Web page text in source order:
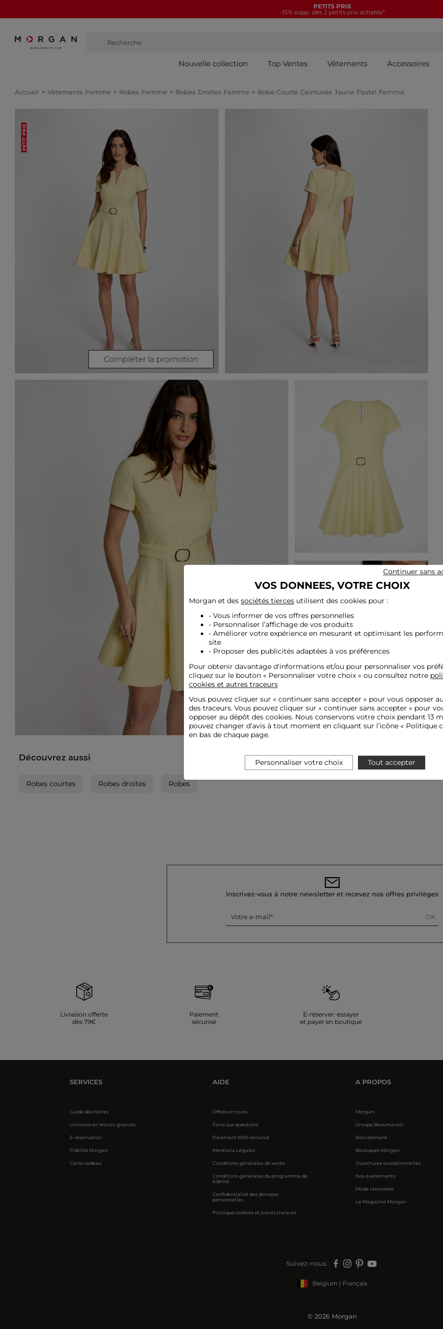
PETITS PRIX
-15% supp. dès 2 petits prix achetés*
Recherche
Nouvelle collection Top Ventes Vêtements Accessoires
Accueil Vêtements Femme Robes Femme Robes Droites Femme Robe Courte Ceinturée Jaune Pastel Femme
Compléter la promotion
PETIT PRIX
Découvrez aussi
Robes courtes Robes droites Robes
Inscrivez-vous à notre newsletter et recevez nos offres privilèges
Votre e-mail OK
Livraison offerte
dès 79€
Paiement
sécurisé
E-réserver: essayer
et payer en boutique
SERVICES
Guide des tailles
Livraison et retours gratuits
E-réservation
Fidélité Morgan
Carte cadeau
AIDE
Offres en cours
Foire aux questions
Paiement 100% sécurisé
Mentions Légales
Conditions générales de vente
Conditions générales du programme de
fidélité
Confidentialité des données
personnelles
Politique cookies et autres traceurs
A PROPOS
Morgan
Groupe Beaumanoir
Recrutement
Boutiques Morgan
Ouvertures exceptionnelles
Nos événements
Mode raisonnée
Le Magazine Morgan
Suivez-nous :
Belgium | Français
© 2026 Morgan
VOS DONNEES, VOTRE CHOIX
Morgan et des sociétés tierces utilisent des cookies pour :
- Vous informer de vos offres personnelles
- Personnaliser l’affichage de vos produits
- Améliorer votre expérience en mesurant et optimisant les
site
- Proposer des publicités adaptées à vos préférences
Pour obtenir davantage d'informations et/ou pour personnaliser vos
cliquez sur le bouton « Personnaliser votre choix » ou consultez notre
cookies et autres traceurs
Vous pouvez cliquer sur « continuer sans accepter » pour vous opposer
des traceurs. Vous pouvez cliquer sur « continuer sans accepter » pour
opposer au dépôt des cookies. Nous conservons votre choix pendant 13
pouvez changer d’avis à tout moment en cliquant sur l’icône « Politique
en bas de chaque page.
Personnaliser votre choix
Continuer sans
Tout accepter